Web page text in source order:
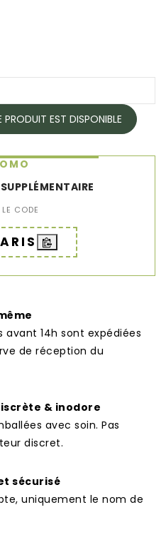
EST DISPONIBLE
CODE
avant 14h sont expédiées
de réception du
& inodore
avec soin. Pas
discret.
sécurisé
uniquement le nom de